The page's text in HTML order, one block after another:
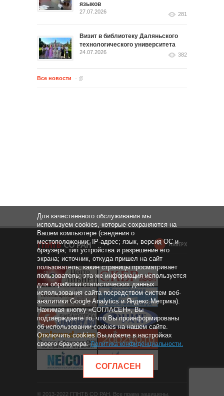
языков
27.07.2026 281
Визит в библиотеку Даляньского
технологического университета
24.07.2026 382
Все новости
НАВЕРХ
© 2013-2022 ГПНТБ СО РАН. Все права защищены.
Для качественного обслуживания мы
используем cookies, которые сохраняются на
Вашем компьютере (сведения о
местоположении; IP-адрес; язык, версия ОС и
браузера; тип устройства и разрешение его
экрана; источник, откуда пришел на сайт
пользователь; какие страницы просматривает
пользователь; эта же информация используется
для обработки статистических данных
использования сайта посредством систем веб-
аналитики Google Analytics и Яндекс.Метрика).
Нажимая кнопку «СОГЛАСЕН», Вы
подтверждаете то, что Вы проинформированы
об использовании cookies на нашем сайте.
Отключить cookies Вы можете в настройках
своего браузера.Политика конфиденциальности.
СОГЛАСЕН